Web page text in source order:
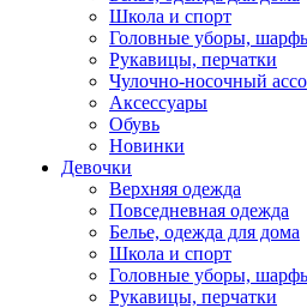
Школа и спорт
Головные уборы,
Рукавицы, перчатки
Чулочно-носочный
Аксессуары
Обувь
Новинки
Девочки
Верхняя одежда
Повседневная одежда
Белье, одежда для дома
Школа и спорт
Головные уборы,
Рукавицы, перчатки